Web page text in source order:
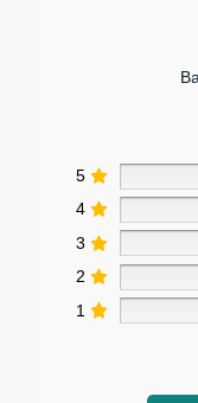
5
4
3
2
1